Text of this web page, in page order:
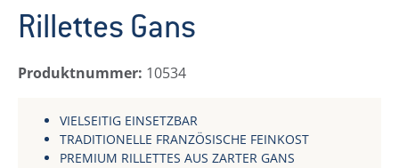
Rillettes Gans
Produktnummer: 10534
VIELSEITIG EINSETZBAR
TRADITIONELLE FRANZÖSISCHE FEINKOST
PREMIUM RILLETTES AUS ZARTER GANS